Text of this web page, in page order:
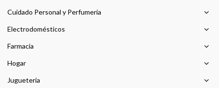
Cuidado Personal y Perfumería
Electrodomésticos
Farmacia
Hogar
Jugueteria